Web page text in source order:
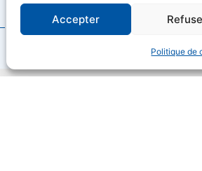
Accepter
Politique de